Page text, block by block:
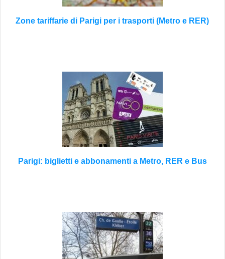
Zone tariffarie di Parigi per i trasporti (Metro e RER)
Parigi: biglietti e abbonamenti a Metro, RER e Bus